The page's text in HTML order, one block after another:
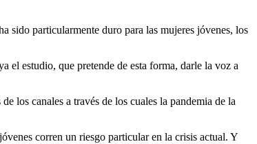
sido particularmente duro para las mujeres jóvenes, los
el estudio, que pretende de esta forma, darle la voz a
los canales a través de los cuales la pandemia de la
corren un riesgo particular en la crisis actual. Y